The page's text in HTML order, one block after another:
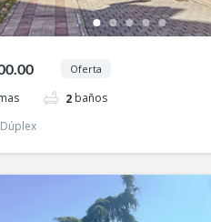
Oferta
2 baños
Dúplex